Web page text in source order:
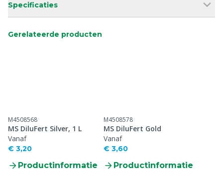
Specificaties
Gerelateerde producten
M4508568
MS DiluFert Silver, 1 L
Vanaf
€ 3,20
Productinformatie
M4508578
MS DiluFert Gold
Vanaf
€ 3,60
Productinformatie